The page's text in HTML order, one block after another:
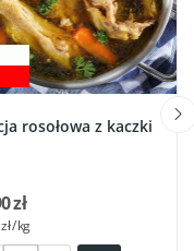
rosołowa z kaczki
zł
/ kg